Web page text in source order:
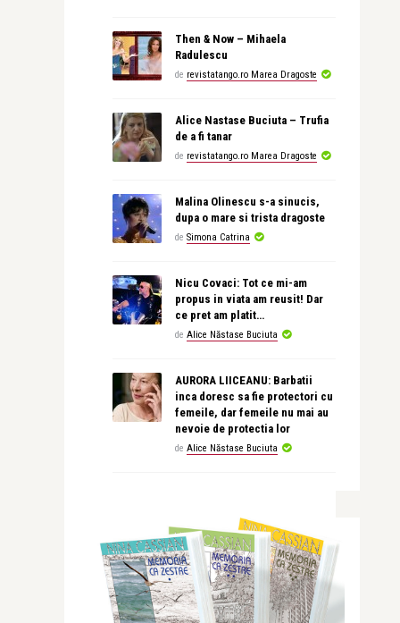
Then & Now – Mihaela
Radulescu
de revistatango.ro Marea Dragoste
Alice Nastase Buciuta – Trufia
de a fi tanar
de revistatango.ro Marea Dragoste
Malina Olinescu s-a sinucis,
dupa o mare si trista dragoste
de Simona Catrina
Nicu Covaci: Tot ce mi-am
propus in viata am reusit! Dar
ce pret am platit…
de Alice Năstase Buciuta
AURORA LIICEANU: Barbatii
inca doresc sa fie protectori cu
femeile, dar femeile nu mai au
nevoie de protectia lor
de Alice Năstase Buciuta